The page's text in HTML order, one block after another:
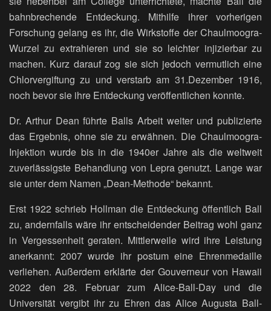
bahnbrechende Entdeckung. Mithilfe ihrer vorherigen
Forschung gelang es ihr, die Wirkstoffe der Chaulmoogra-
Wurzel zu extrahieren und sie so leichter injizierbar zu
machen. Kurz darauf zog sie sich jedoch vermutlich eine
Chlorvergiftung zu und verstarb am 31.Dezember 1916,
noch bevor sie ihre Entdeckung veröffentlichen konnte.
Dr. Arthur Dean führte Balls Arbeit weiter und publizierte
das Ergebnis, ohne sie zu erwähnen. Die Chaulmoogra-
Injektion wurde bis in die 1940er Jahre als die weltweit
zuverlässigste Behandlung von Lepra genutzt. Lange war
sie unter dem Namen „Dean-Methode“ bekannt.
Erst 1922 schrieb Hollman die Entdeckung öffentlich Ball
zu, andernfalls wäre ihr entscheidender Beitrag wohl ganz
in Vergessenheit geraten. Mittlerweile wird ihre Leistung
anerkannt: 2007 wurde ihr postum eine Ehrenmedaille
verliehen. Außerdem erklärte der Gouverneur von Hawaii
2022 den 28. Februar zum Alice-Ball-Day und die
Universität vergibt ihr zu Ehren das Alice Augusta Ball-